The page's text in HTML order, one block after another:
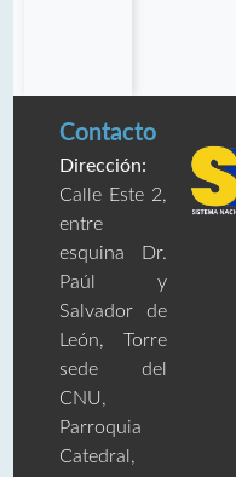
Contacto
Dirección:
Calle Este 2,
entre
esquina Dr.
Paúl y
Salvador de
León, Torre
sede del
CNU,
Parroquia
Catedral,